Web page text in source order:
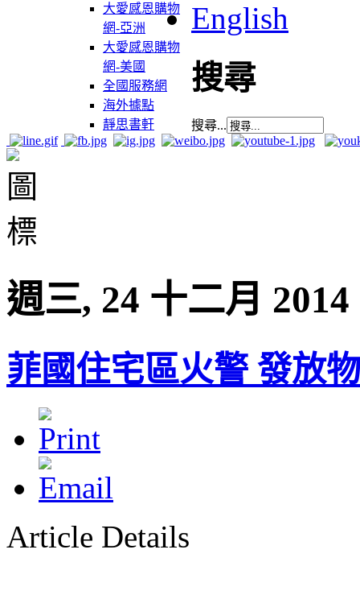
大愛感恩購物
網-亞洲
大愛感恩購物
網-美國
全國服務網
海外據點
靜思書軒
English
搜尋
搜尋...
週三, 24 十二月 2014
菲國住宅區火警 發放
Article Details